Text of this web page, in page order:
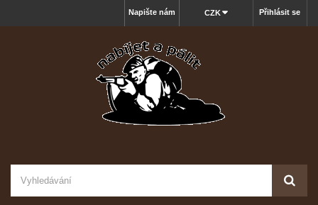
Přihlásit se
CZK
Napište nám